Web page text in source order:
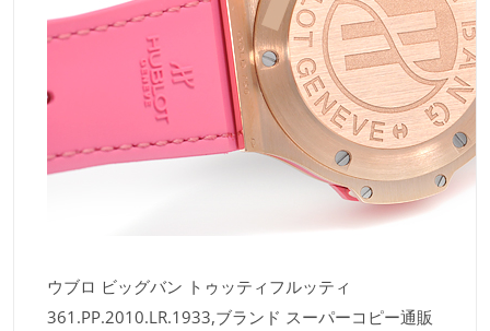
ウブロ ビッグバン トゥッティフルッティ
361.PP.2010.LR.1933,ブランド スーパーコピー通販